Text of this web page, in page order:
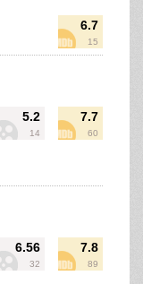
6.7
15
5.2
14
7.7
60
6.56
32
7.8
89